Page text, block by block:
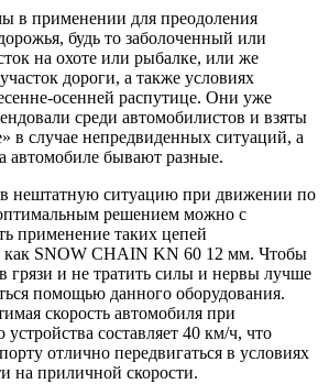
в применении для преодоления
будь то заболоченный или
на охоте или рыбалке, или же
дороги, а также условиях
осенней распутице. Они уже
среди автомобилистов и взяты
в случае непредвиденных ситуаций, а
автомобиле бывают разные.
нештатную ситуацию при движении по
решением можно с
применение таких цепей
как SNOW CHAIN KN 60 12 мм. Чтобы
грязи и не тратить силы и нервы лучше
помощью данного оборудования.
скорость автомобиля при
составляет 40 км/ч, что
отлично передвигаться в условиях
на приличной скорости.